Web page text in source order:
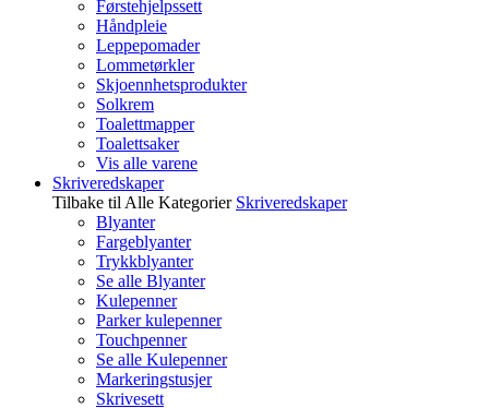
Førstehjelpssett
Håndpleie
Leppepomader
Lommetørkler
Skjoennhetsprodukter
Solkrem
Toalettmapper
Toalettsaker
Vis alle varene
Skriveredskaper
Tilbake til Alle Kategorier Skriveredskaper
Blyanter
Fargeblyanter
Trykkblyanter
Se alle Blyanter
Kulepenner
Parker kulepenner
Touchpenner
Se alle Kulepenner
Markeringstusjer
Skrivesett